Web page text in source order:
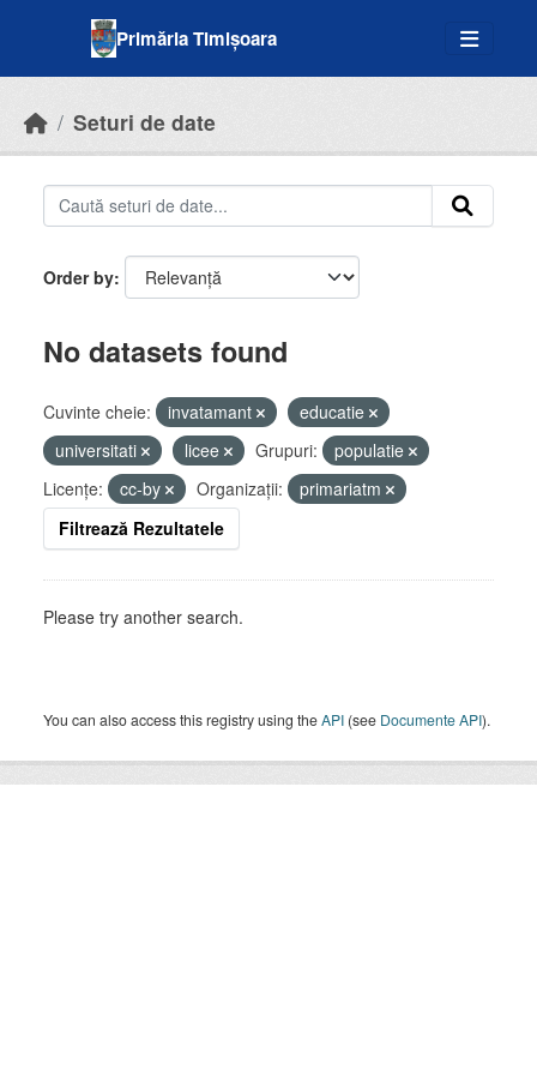
Primăria Timișoara
Seturi de date
Order by
No datasets found
Cuvinte cheie: invatamant
educatie
universitati
licee Grupuri:
populatie
Licenţe:
cc-by Organizații:
primariatm
Filtrează Rezultatele
Please try another search.
You can also access this registry using theAPI (see Documente API).